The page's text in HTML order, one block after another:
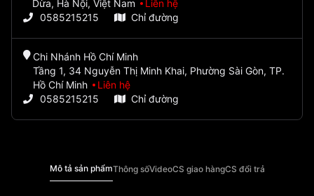
Dừa, Hà Nội, Việt Nam
Liên hệ
0585215215
Chỉ đường
Chi Nhánh Hồ Chí Minh
Tầng 1, 34 Nguyễn Thị Minh Khai, Phường Sài Gòn, TP.
Hồ Chí Minh
Liên hệ
0585215215
Chỉ đường
Mô tả sản phẩmThông sốVideoCS giao hàngCS đổi trả